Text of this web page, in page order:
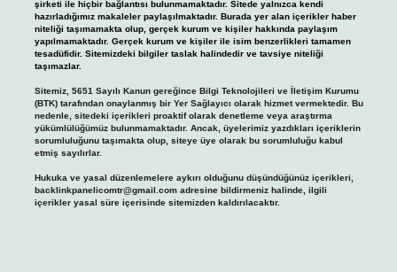
şirketi ile hiçbir bağlantısı bulunmamaktadır. Sitede yalnızca kendi
hazırladığımız makaleler paylaşılmaktadır. Burada yer alan içerikler haber
niteliği taşımamakta olup, gerçek kurum ve kişiler hakkında paylaşım
yapılmamaktadır. Gerçek kurum ve kişiler ile isim benzerlikleri tamamen
tesadüfidir. Sitemizdeki bilgiler taslak halindedir ve tavsiye niteliği
taşımazlar.
Sitemiz, 5651 Sayılı Kanun gereğince Bilgi Teknolojileri ve İletişim Kurumu
(BTK) tarafından onaylanmış bir Yer Sağlayıcı olarak hizmet vermektedir. Bu
nedenle, sitedeki içerikleri proaktif olarak denetleme veya araştırma
yükümlülüğümüz bulunmamaktadır. Ancak, üyelerimiz yazdıkları içeriklerin
sorumluluğunu taşımakta olup, siteye üye olarak bu sorumluluğu kabul
etmiş sayılırlar.
Hukuka ve yasal düzenlemelere aykırı olduğunu düşündüğünüz içerikleri,
backlinkpanelicomtr@gmail.comadresine bildirmeniz halinde, ilgili
içerikler yasal süre içerisinde sitemizden kaldırılacaktır.